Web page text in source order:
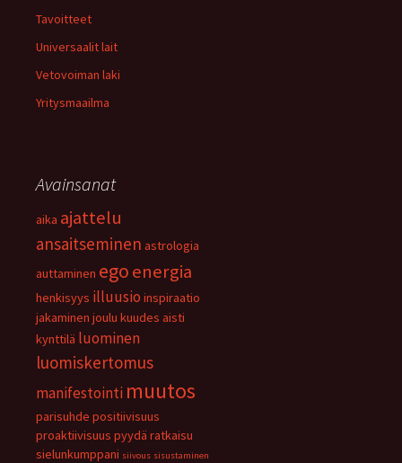
Tavoitteet
Universaalit lait
Vetovoiman laki
Yritysmaailma
Avainsanat
aika ajattelu
ansaitseminen astrologia
auttaminen egoenergia
henkisyys illuusio inspiraatio
jakaminen joulu kuudes aisti
kynttilä luominen
luomiskertomus
manifestointi muutos
parisuhde positiivisuus
proaktiivisuus pyydä ratkaisu
sielunkumppani siivous sisustaminen